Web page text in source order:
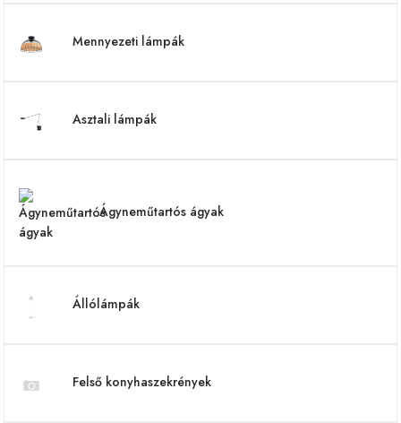
Mennyezeti lámpák
Asztali lámpák
Ágyneműtartós ágyak
Állólámpák
Felső konyhaszekrények